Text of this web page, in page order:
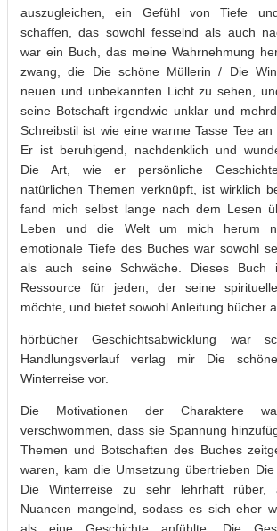
auszugleichen, ein Gefühl von Tiefe
schaffen, das sowohl fesselnd als auch
war ein Buch, das meine Wahrnehmung
zwang, die Die schöne Müllerin / Die
neuen und unbekannten Licht zu sehen,
seine Botschaft irgendwie unklar und
Schreibstil ist wie eine warme Tasse Tee an
Er ist beruhigend, nachdenklich und
Die Art, wie er persönliche
natürlichen Themen verknüpft, ist wirklich
fand mich selbst lange nach dem Lesen
Leben und die Welt um mich herum
emotionale Tiefe des Buches war sowohl
als auch seine Schwäche. Dieses Buch
Ressource für jeden, der seine
möchte, und bietet sowohl Anleitung bücher
hörbücher Geschichtsabwicklung war
Handlungsverlauf verlag mir Die
Winterreise vor.
Die Motivationen der Charaktere
verschwommen, dass sie Spannung
Themen und Botschaften des Buches
waren, kam die Umsetzung übertrieben
Die Winterreise zu sehr lehrhaft rüber,
Nuancen mangelnd, sodass es sich eher
als eine Geschichte anfühlte. Die